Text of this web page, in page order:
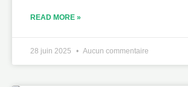
READ MORE »
28 juin 2025 Aucun commentaire